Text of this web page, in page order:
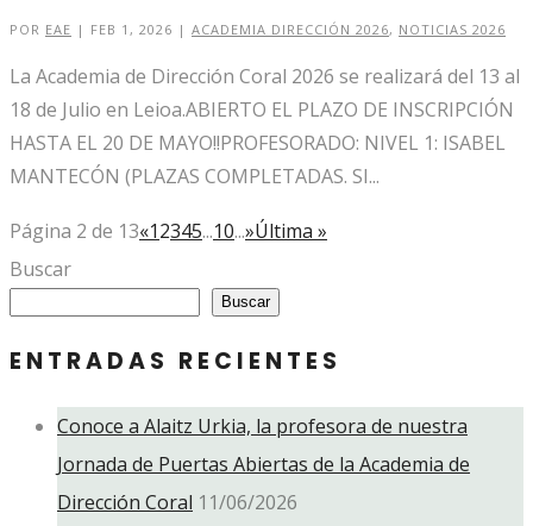
POR EAE | FEB 1, 2026 | ACADEMIA DIRECCIÓN 2026, NOTICIAS 2026
La Academia de Dirección Coral 2026 se realizará del 13 al
18 de Julio en Leioa.ABIERTO EL PLAZO DE INSCRIPCIÓN
HASTA EL 20 DE MAYO!!PROFESORADO: NIVEL 1: ISABEL
MANTECÓN (PLAZAS COMPLETADAS. SI...
Página 2 de 13«12345...10...»Última »
Buscar
Buscar
ENTRADAS RECIENTES
Conoce a Alaitz Urkia, la profesora de nuestra
Jornada de Puertas Abiertas de la Academia de
Dirección Coral 11/06/2026